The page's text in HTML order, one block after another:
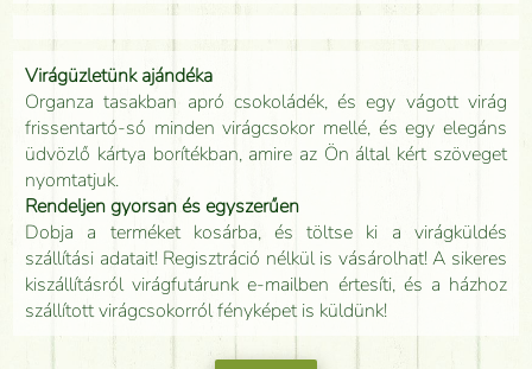
Virágüzletünk ajándéka
Organza tasakban apró csokoládék, és egy vágott virág
frissentartó-só minden virágcsokor mellé, és egy elegáns
üdvözlő kártya borítékban, amire az Ön által kért szöveget
nyomtatjuk.
Rendeljen gyorsan és egyszerűen
Dobja a terméket kosárba, és töltse ki a virágküldés
szállítási adatait! Regisztráció nélkül is vásárolhat! A sikeres
kiszállításról virágfutárunk e-mailben értesíti, és a házhoz
szállított virágcsokorról fényképet is küldünk!